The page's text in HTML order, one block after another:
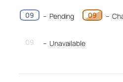
09 – Pending 09 –
09 – Unavailable